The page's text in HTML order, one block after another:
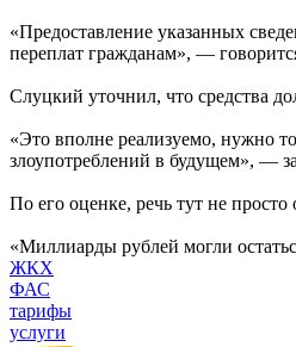
«Предоставление указанных
переплат гражданам», —
Слуцкий уточнил, что средства
«Это вполне реализуемо, нужно
злоупотреблений в будущем», —
По его оценке, речь тут не
«Миллиарды рублей могли
ЖКХ
ФАС
тарифы
услуги